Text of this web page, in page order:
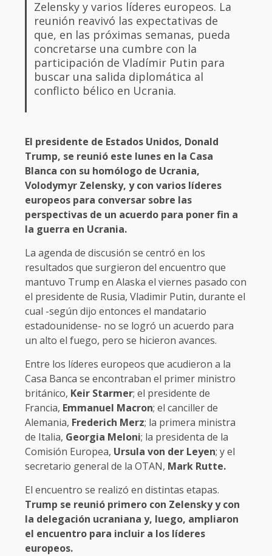
Zelensky y varios líderes europeos. La
reunión reavivó las expectativas de
que, en las próximas semanas, pueda
concretarse una cumbre con la
participación de Vladímir Putin para
buscar una salida diplomática al
conflicto bélico en Ucrania.
El presidente de Estados Unidos, Donald
Trump, se reunió este lunes en la Casa
Blanca con su homólogo de Ucrania,
Volodymyr Zelensky, y con varios líderes
europeos para conversar sobre las
perspectivas de un acuerdo para poner fin a
la guerra en Ucrania.
La agenda de discusión se centró en los
resultados que surgieron del encuentro que
mantuvo Trump en Alaska el viernes pasado con
el presidente de Rusia, Vladimir Putin, durante el
cual -según dijo entonces el mandatario
estadounidense- no se logró un acuerdo para
un alto el fuego, pero se hicieron avances.
Entre los líderes europeos que acudieron a la
Casa Banca se encontraban el primer ministro
británico, Keir Starmer; el presidente de
Francia, Emmanuel Macron; el canciller de
Alemania, Frederich Merz; la primera ministra
de Italia, Georgia Meloni; la presidenta de la
Comisión Europea, Ursula von der Leyen; y el
secretario general de la OTAN, Mark Rutte.
El encuentro se realizó en distintas etapas.
Trump se reunió primero con Zelensky y con
la delegación ucraniana y, luego, ampliaron
el encuentro para incluir a los líderes
europeos.